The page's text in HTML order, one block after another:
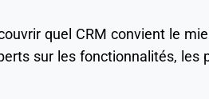
quel CRM convient le
sur les fonctionnalités, les